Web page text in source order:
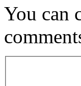
You can